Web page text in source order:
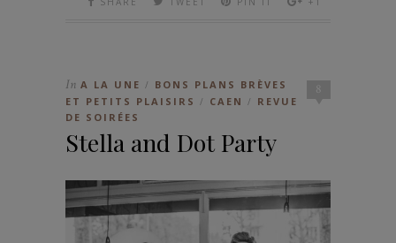
8
In A LA UNE /
BONS PLANS BRÈVES
ET PETITS PLAISIRS / CAEN /
REVUE
DE SOIRÉES
Stella and Dot Party